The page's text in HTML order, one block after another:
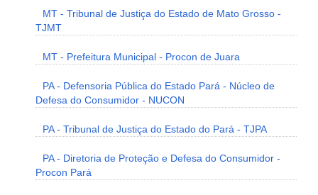
MT - Tribunal de Justiça do Estado de Mato Grosso -
TJMT
MT - Prefeitura Municipal - Procon de Juara
PA - Defensoria Pública do Estado Pará - Núcleo de
Defesa do Consumidor - NUCON
PA - Tribunal de Justiça do Estado do Pará - TJPA
PA - Diretoria de Proteção e Defesa do Consumidor -
Procon Pará